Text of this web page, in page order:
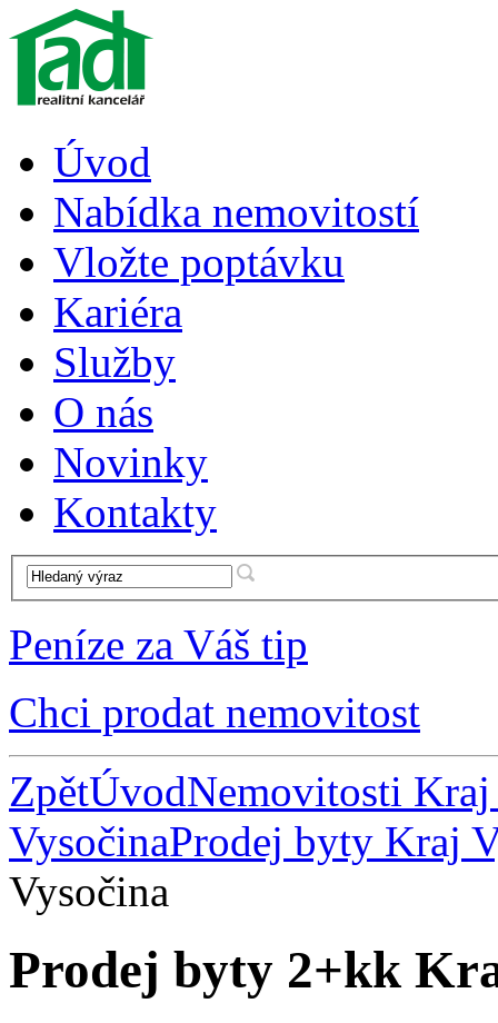
Úvod
Nabídka nemovitostí
Vložte poptávku
Kariéra
Služby
O nás
Novinky
Kontakty
Peníze za Váš tip
Chci prodat nemovitost
ZpětÚvodNemovitosti Kraj
VysočinaProdej byty Kraj
Vysočina
Prodej byty 2+kk